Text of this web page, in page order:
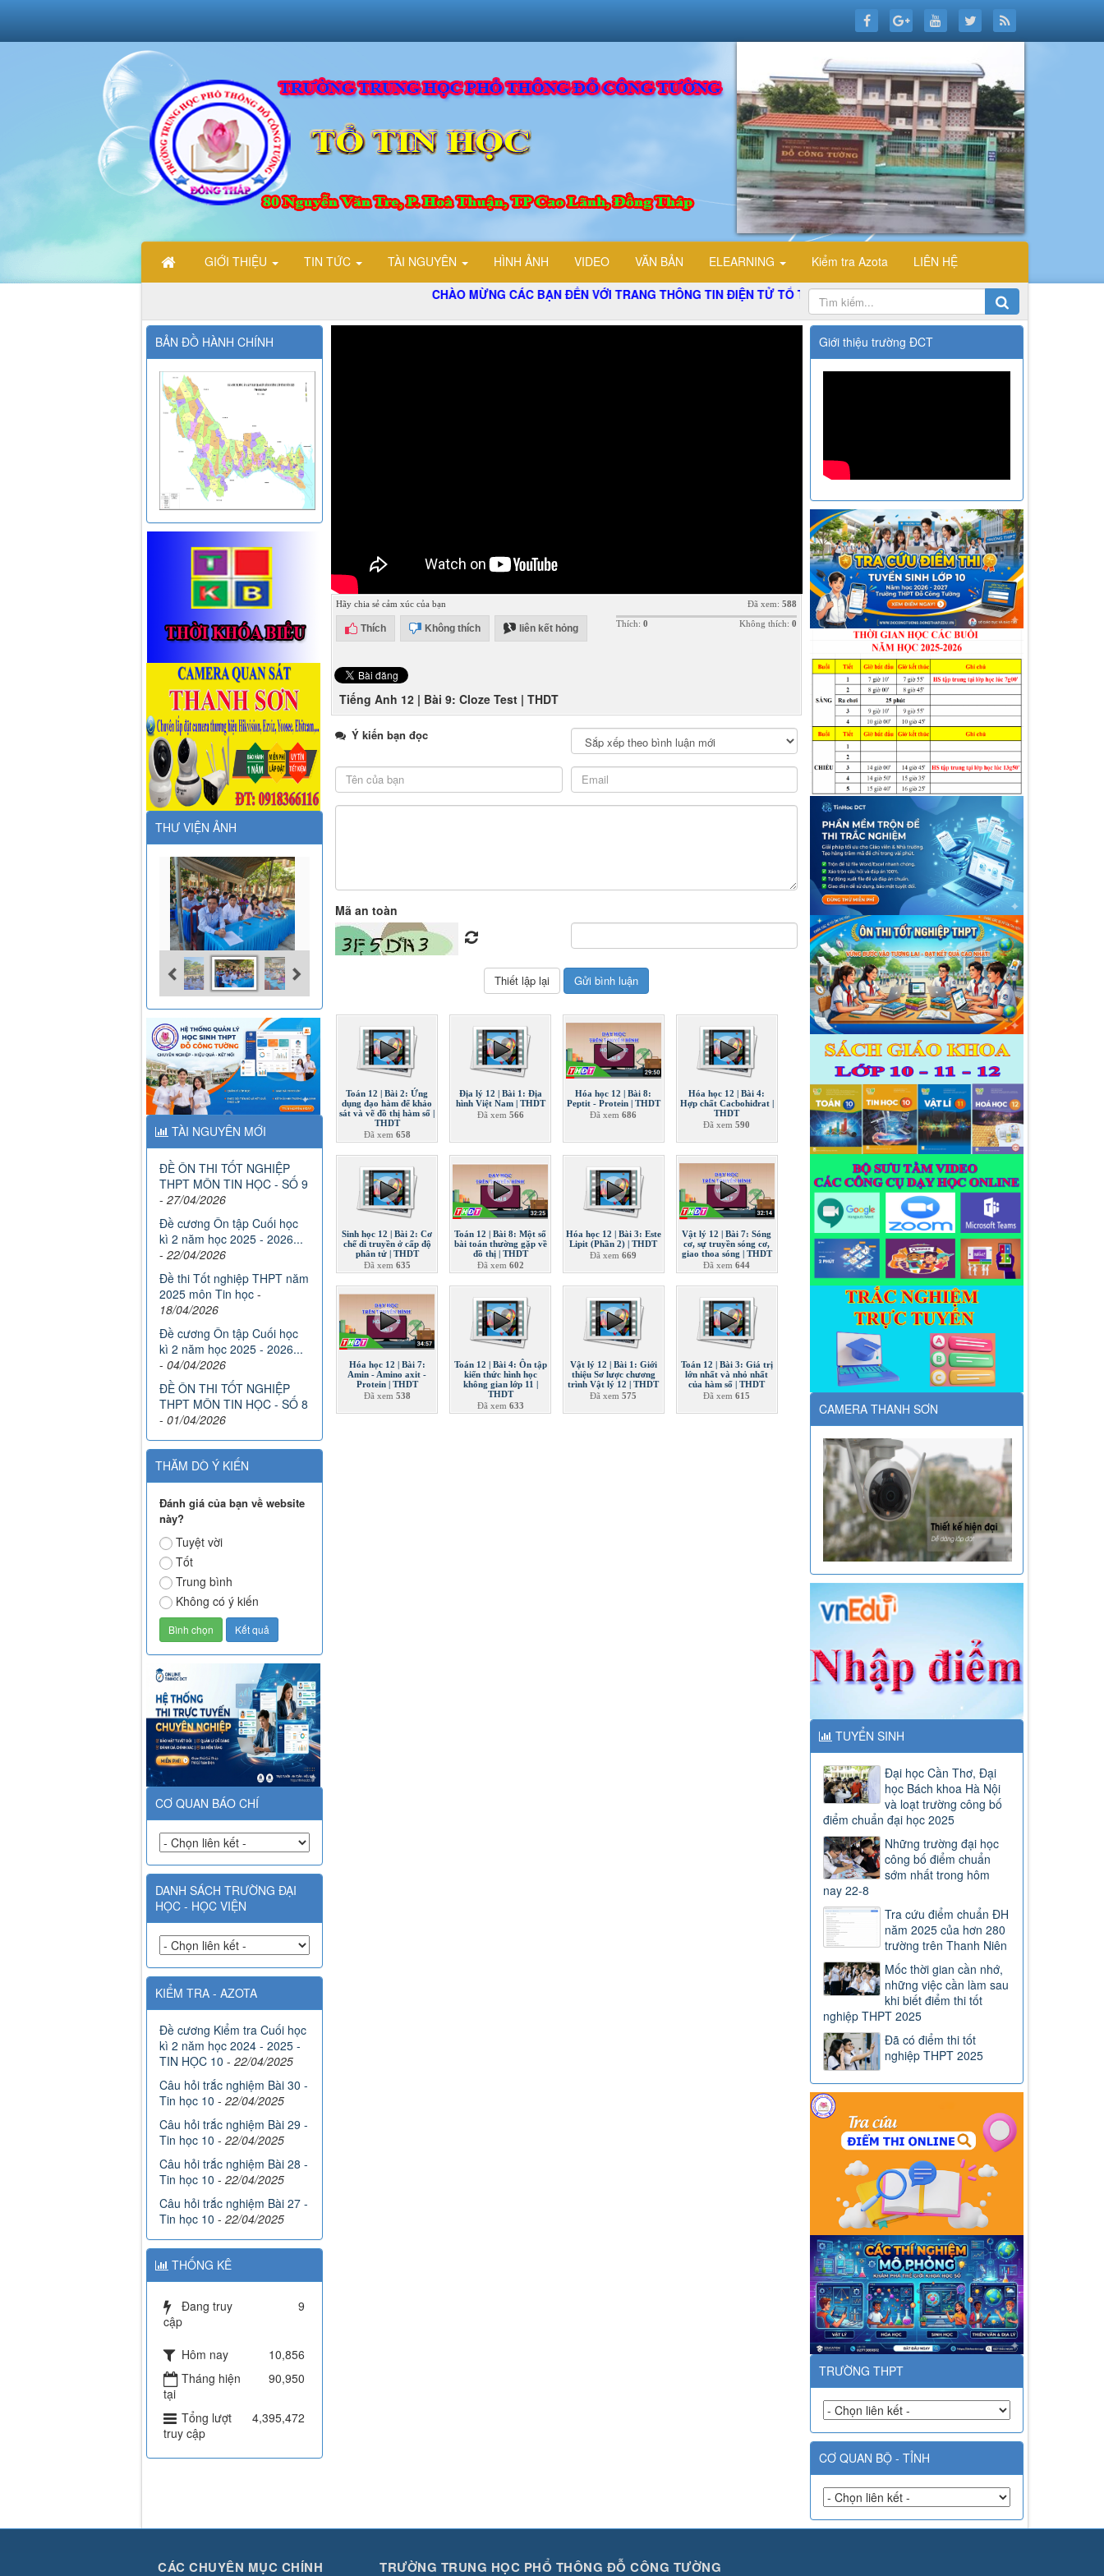
GIỚI THIỆU TIN TỨC TÀI NGUYÊN HÌNH ẢNH VIDEO VĂN BẢN ELEARNING Kiểm tra Azota
LIÊN HỆ
CHÀO MỪNG CÁC BẠN ĐẾN VỚI TRANG THÔNG TIN ĐIỆN TỬ TỔ TIN HỌC TRƯỜNG THPT ĐỖ CÔNG TƯỜNG
Hãy chia sẻ cảm xúc của bạn
Thích Không thích liên kết hỏng
Đã xem:588
Thích:0 Không thích:0
Tiếng Anh 12 | Bài 9: Cloze Test | THDT
Ý kiến bạn đọc
Mã an toàn
Toán 12 | Bài 2: Ứng
dụng đạo hàm để khảo
sát và vẽ đồ thị hàm số |
THDT
Đã xem 658
Địa lý 12 | Bài 1: Địa
hình Việt Nam | THDT
Đã xem 566
Hóa học 12 | Bài 8:
Peptit - Protein | THDT
Đã xem686
Hóa học 12 | Bài 4:
Hợp chất Cacbohiđrat |
THDT
Đã xem590
Sinh học 12 | Bài 2: Cơ
chế di truyền ở cấp độ
phân tử | THDT
Đã xem 635
Toán 12 | Bài 8: Một số
bài toán thường gặp về
đồ thị | THDT
Đã xem 602
Hóa học 12 | Bài 3: Este
Lipit (Phần 2) | THDT
Đã xem669
Vật lý 12 | Bài 7: Sóng
cơ, sự truyền sóng cơ,
giao thoa sóng | THDT
Đã xem644
Hóa học 12 | Bài 7:
Amin - Amino axit -
Protein | THDT
Đã xem 538
Toán 12 | Bài 4: Ôn tập
kiến thức hình học
không gian lớp 11 |
THDT
Đã xem 633
Vật lý 12 | Bài 1: Giới
thiệu Sơ lược chương
trình Vật lý 12 | THDT
Đã xem575
Toán 12 | Bài 3: Giá trị
lớn nhất và nhỏ nhất
của hàm số | THDT
Đã xem615
Giới thiệu trường ĐCT
CAMERA THANH SƠN
TUYỂN SINH
Đại học Cần Thơ, Đại
học Bách khoa Hà Nội
và loạt trường công bố
điểm chuẩn đại học 2025
Những trường đại học
công bố điểm chuẩn
sớm nhất trong hôm
nay 22-8
Tra cứu điểm chuẩn ĐH
năm 2025 của hơn 280
trường trên Thanh Niên
Mốc thời gian cần nhớ,
những việc cần làm sau
khi biết điểm thi tốt
nghiệp THPT 2025
Đã có điểm thi tốt
nghiệp THPT 2025
TRƯỜNG THPT
CƠ QUAN BỘ - TỈNH
BẢN ĐỒ HÀNH CHÍNH
THƯ VIỆN ẢNH
TÀI NGUYÊN MỚI
ĐỀ ÔN THI TỐT NGHIỆP
THPT MÔN TIN HỌC - SỐ 9
- 27/04/2026
Đề cương Ôn tập Cuối học
kì 2 năm học 2025 - 2026...
- 22/04/2026
Đề thi Tốt nghiệp THPT năm
2025 môn Tin học -
18/04/2026
Đề cương Ôn tập Cuối học
kì 2 năm học 2025 - 2026...
- 04/04/2026
ĐỀ ÔN THI TỐT NGHIỆP
THPT MÔN TIN HỌC - SỐ 8
- 01/04/2026
THĂM DÒ Ý KIẾN
Đánh giá của bạn về website
này?
Tuyệt vời
Tốt
Trung bình
Không có ý kiến
CƠ QUAN BÁO CHÍ
DANH SÁCH TRƯỜNG ĐẠI
HỌC - HỌC VIỆN
KIỂM TRA - AZOTA
Đề cương Kiểm tra Cuối học
kì 2 năm học 2024 - 2025 -
TIN HỌC 10 - 22/04/2025
Câu hỏi trắc nghiệm Bài 30 -
Tin học 10 - 22/04/2025
Câu hỏi trắc nghiệm Bài 29 -
Tin học 10 - 22/04/2025
Câu hỏi trắc nghiệm Bài 28 -
Tin học 10 - 22/04/2025
Câu hỏi trắc nghiệm Bài 27 -
Tin học 10 - 22/04/2025
THỐNG KÊ
Đang truy
cập
9
Hôm nay
10,856
Tháng hiện
tại
90,950
Tổng lượt
truy cập
4,395,472
CÁC CHUYÊN MỤC CHÍNH TRƯỜNG TRUNG HỌC PHỔ THÔNG ĐỖ CÔNG TƯỜNG